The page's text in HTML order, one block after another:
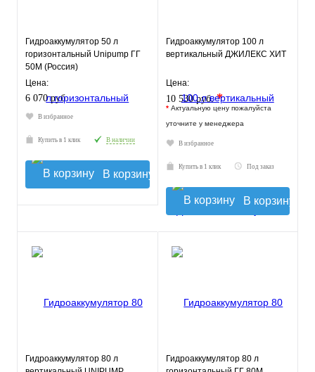
Гидроаккумулятор 50 л
горизонтальный Unipump ГГ
50М (Россия)
Цена:
6 070 руб.
В избранное
Купить в 1 клик В наличии
В корзину
Гидроаккумулятор 100 л
вертикальный ДЖИЛЕКС ХИТ
Цена:
10 530 руб.*
* Актуальную цену пожалуйста
уточните у менеджера
В избранное
Купить в 1 клик Под заказ
В корзину
Гидроаккумулятор 80 л
Гидроаккумулятор 80 л